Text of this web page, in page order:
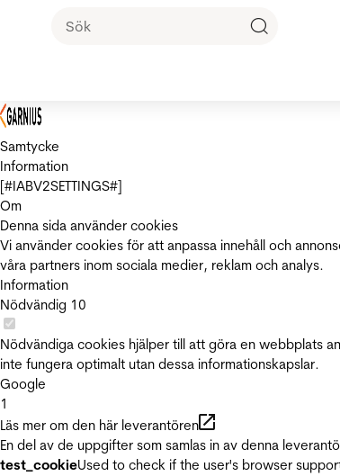
Samtycke
Information
[#IABV2SETTINGS#]
Om
Denna sida använder cookies
Vi använder cookies för att anpassa innehåll och
våra partners inom sociala medier, reklam och analys.
Information
Nödvändig 10
Nödvändiga cookies hjälper till att göra en webbplats
inte fungera optimalt utan dessa informationskapslar.
Google
1
Läs mer om den här leverantören
En del av de uppgifter som samlas in av denna
test_cookieUsed to check if the user's browser